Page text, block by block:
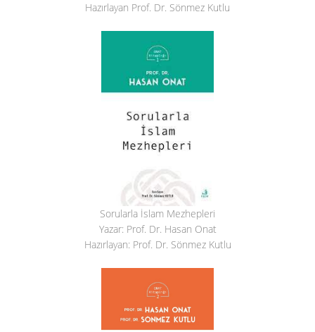
Hazırlayan Prof. Dr. Sönmez Kutlu
Sorularla İslam Mezhepleri
Yazar: Prof. Dr. Hasan Onat
Hazırlayan: Prof. Dr. Sönmez Kutlu